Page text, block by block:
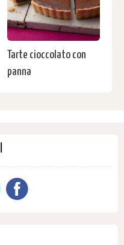
Tarte cioccolato con
panna